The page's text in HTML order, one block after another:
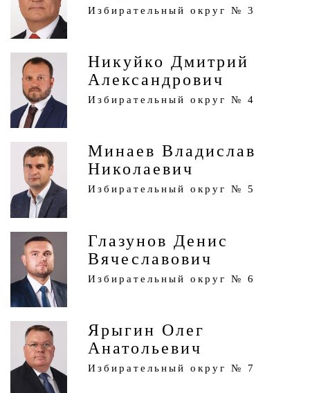
Избирательный округ № 3
Никуйко Дмитрий
Александрович
Избирательный округ № 4
Минаев Владислав
Николаевич
Избирательный округ № 5
Глазунов Денис
Вячеславович
Избирательный округ № 6
Ярыгин Олег
Анатольевич
Избирательный округ № 7